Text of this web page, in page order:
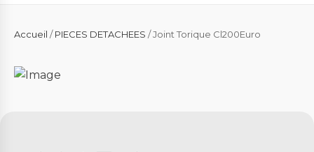
Accueil /PIECES DETACHEES / Joint Torique Cl200Euro